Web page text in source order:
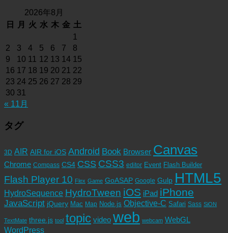
2026年8月
日
月 火 水 木 金 土
1
2
3 4 5 6 7
8
9
10 11 12 13 14 15
16 17 18 19 20 21 22
23 24 25 26 27 28 29
30 31
« 11月
タグ
3D AIR AIR for iOS Android Book Browser Canvas
Chrome Compass CS4 CSS CSS3 editor Event Flash Builder
Flash Player 10 Flex Game GoASAP Google Gulp HTML5
HydroSequence HydroTween iOS iPad iPhone
JavaScript jQuery Mac Map Node.js Objective-C Safari Sass SiON
TextMate three.js tool topic video web webcam WebGL
WordPress